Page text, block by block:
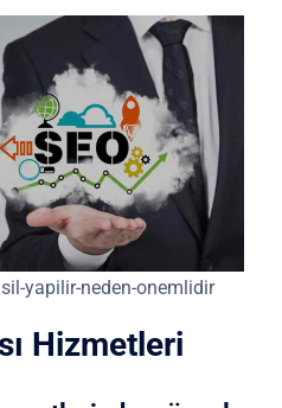
yapilir-neden-onemlidir
Hizmetleri